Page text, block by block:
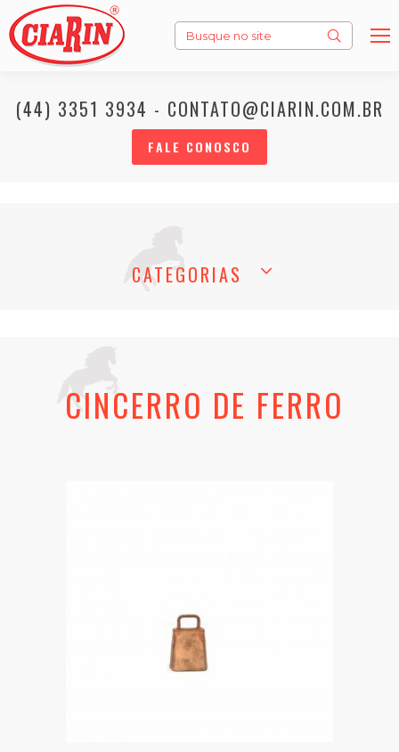
Search:
(44) 3351 3934 - CONTATO@CIARIN.COM.BR
FALE CONOSCO
CATEGORIAS
CINCERRO DE FERRO